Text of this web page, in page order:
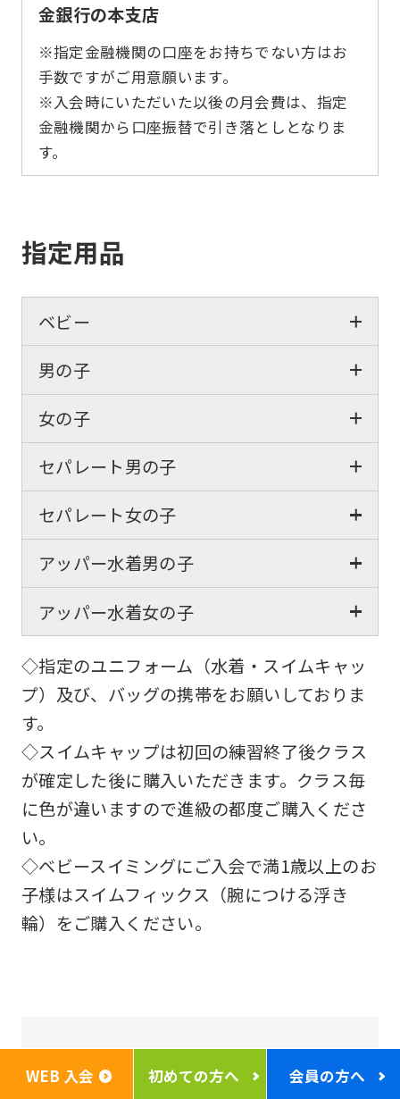
金銀行の本支店
※指定金融機関の口座をお持ちでない方はお
手数ですがご用意願います。
※入会時にいただいた以後の月会費は、指定
金融機関から口座振替で引き落としとなりま
す。
指定用品
ベビー
男の子
女の子
セパレート男の子
セパレート女の子
アッパー水着男の子
アッパー水着女の子
◇指定のユニフォーム（水着・スイムキャッ
プ）及び、バッグの携帯をお願いしておりま
す。
◇スイムキャップは初回の練習終了後クラス
が確定した後に購入いただきます。クラス毎
に色が違いますので進級の都度ご購入くださ
い。
◇ベビースイミングにご入会で満1歳以上のお
子様はスイムフィックス（腕につける浮き
輪）をご購入ください。
クラブへのお問い合わせ
WEB 入会 初めての方へ 会員の方へ